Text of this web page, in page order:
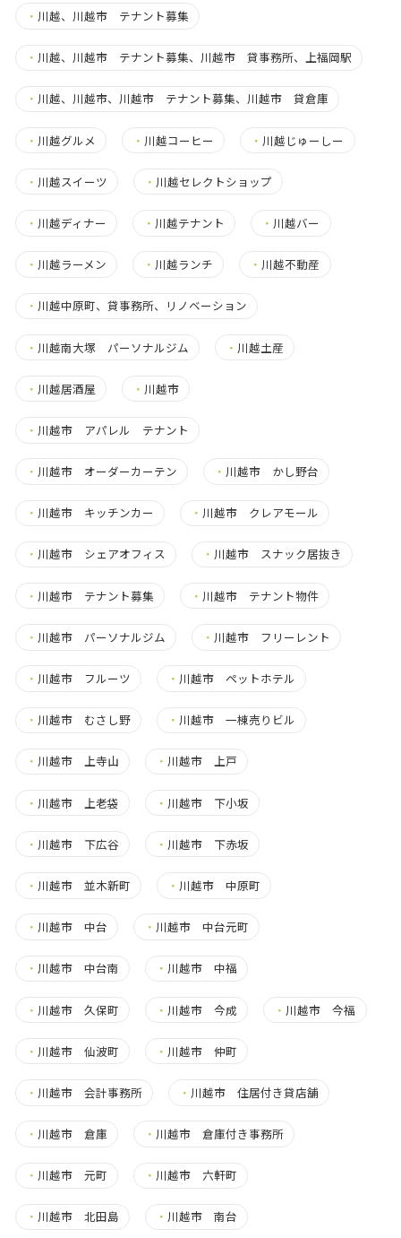
・ 川越、川越市 テナント募集
・ 川越、川越市 テナント募集、川越市 貸事務所、上福岡駅
・ 川越、川越市、川越市 テナント募集、川越市 貸倉庫
・ 川越グルメ ・ 川越コーヒー ・ 川越じゅーしー
・ 川越スイーツ ・ 川越セレクトショップ
・ 川越ディナー ・ 川越テナント ・ 川越バー
・ 川越ラーメン ・ 川越ランチ ・ 川越不動産
・ 川越中原町、貸事務所、リノベーション
・ 川越南大塚 パーソナルジム ・ 川越土産
・ 川越居酒屋 ・ 川越市
・ 川越市 アパレル テナント
・ 川越市 オーダーカーテン ・ 川越市 かし野台
・ 川越市 キッチンカー ・ 川越市 クレアモール
・ 川越市 シェアオフィス ・ 川越市 スナック居抜き
・ 川越市 テナント募集 ・ 川越市 テナント物件
・ 川越市 パーソナルジム ・ 川越市 フリーレント
・ 川越市 フルーツ ・ 川越市 ペットホテル
・ 川越市 むさし野 ・ 川越市 一棟売りビル
・ 川越市 上寺山 ・ 川越市 上戸
・ 川越市 上老袋 ・ 川越市 下小坂
・ 川越市 下広谷 ・ 川越市 下赤坂
・ 川越市 並木新町 ・ 川越市 中原町
・ 川越市 中台 ・ 川越市 中台元町
・ 川越市 中台南 ・ 川越市 中福
・ 川越市 久保町 ・ 川越市 今成 ・ 川越市 今福
・ 川越市 仙波町 ・ 川越市 仲町
・ 川越市 会計事務所 ・ 川越市 住居付き貸店舗
・ 川越市 倉庫 ・ 川越市 倉庫付き事務所
・ 川越市 元町 ・ 川越市 六軒町
・ 川越市 北田島 ・ 川越市 南台